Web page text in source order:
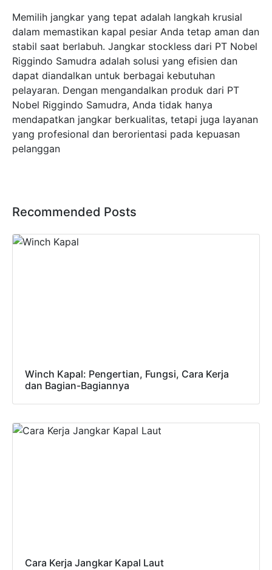
Memilih jangkar yang tepat adalah langkah krusial
dalam memastikan kapal pesiar Anda tetap aman dan
stabil saat berlabuh. Jangkar stockless dari PT Nobel
Riggindo Samudra adalah solusi yang efisien dan
dapat diandalkan untuk berbagai kebutuhan
pelayaran. Dengan mengandalkan produk dari PT
Nobel Riggindo Samudra, Anda tidak hanya
mendapatkan jangkar berkualitas, tetapi juga layanan
yang profesional dan berorientasi pada kepuasan
pelanggan
Recommended Posts
Winch Kapal: Pengertian, Fungsi, Cara Kerja
dan Bagian-Bagiannya
Cara Kerja Jangkar Kapal Laut